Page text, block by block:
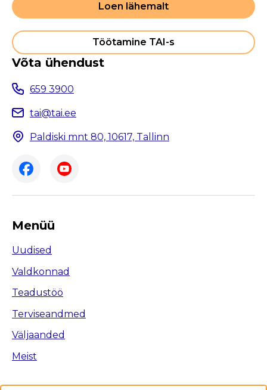
Loen lähemalt
Töötamine TAI-s
Võta ühendust
659 3900
tai@tai.ee
Paldiski mnt 80, 10617, Tallinn
Menüü
Uudised
Valdkonnad
Teadustöö
Terviseandmed
Väljaanded
Meist